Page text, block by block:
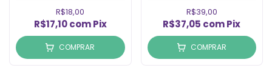
R$18,00
R$17,10com Pix
COMPRAR
R$39,00
R$37,05 comPix
COMPRAR